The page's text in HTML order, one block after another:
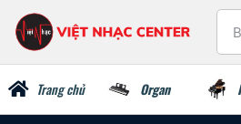
Trang chủ Organ